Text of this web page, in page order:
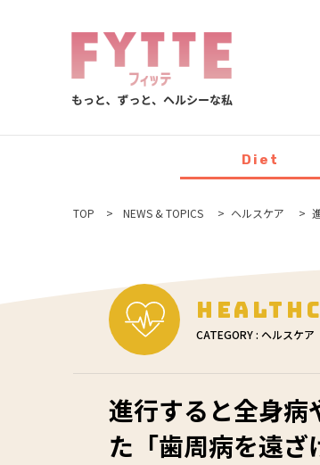
Diet
TOP NEWS & TOPICS ヘルスケア
CATEGORY : ヘルスケア
進行すると全身病
た「歯周病を遠ざ